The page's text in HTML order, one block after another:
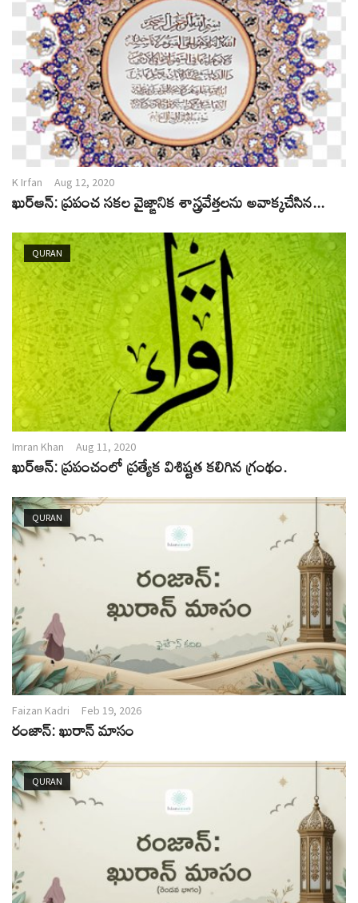
K Irfan Aug 12, 2020
ఖుర్ఆన్: ప్రపంచ సకల వైజ్ఙానిక శాస్త్రవేత్తలను అవాక్కచేసిన...
QURAN
Imran Khan Aug 11, 2020
ఖుర్ఆన్: ప్రపంచంలో ప్రత్యేక విశిష్టత కలిగిన గ్రంథం.
QURAN
Faizan Kadri Feb 19, 2026
రంజాన్: ఖురాన్ మాసం
QURAN